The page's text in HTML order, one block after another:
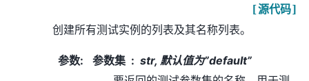
[源代码]
创建所有测试实例的列表及其名称列表。
参数: 参数集
str, 默认值为”default”